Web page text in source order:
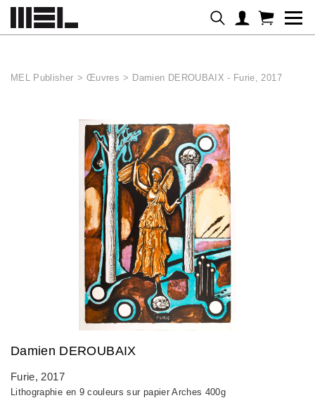
MEL Publisher > Œuvres > Damien DEROUBAIX - Furie, 2017
Damien DEROUBAIX
Furie, 2017
Lithographie en 9 couleurs sur papier Arches 400g
Panneau de gestion des cookies